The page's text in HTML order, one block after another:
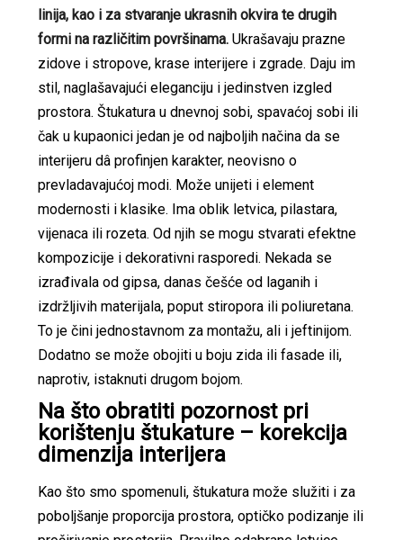
linija, kao i za stvaranje ukrasnih okvira te drugih
formi na različitim površinama. Ukrašavaju prazne
zidove i stropove, krase interijere i zgrade. Daju im
stil, naglašavajući eleganciju i jedinstven izgled
prostora. Štukatura u dnevnoj sobi, spavaćoj sobi ili
čak u kupaonici jedan je od najboljih načina da se
interijeru dâ profinjen karakter, neovisno o
prevladavajućoj modi. Može unijeti i element
modernosti i klasike. Ima oblik letvica, pilastara,
vijenaca ili rozeta. Od njih se mogu stvarati efektne
kompozicije i dekorativni rasporedi. Nekada se
izrađivala od gipsa, danas češće od laganih i
izdržljivih materijala, poput stiropora ili poliuretana.
To je čini jednostavnom za montažu, ali i jeftinijom.
Dodatno se može obojiti u boju zida ili fasade ili,
naprotiv, istaknuti drugom bojom.
Na što obratiti pozornost pri
korištenju štukature – korekcija
dimenzija interijera
Kao što smo spomenuli, štukatura može služiti i za
poboljšanje proporcija prostora, optičko podizanje ili